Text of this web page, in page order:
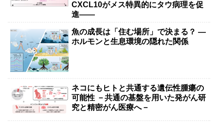
CXCL10がメス特異的にタウ病理を促
進――
魚の成長は「住む場所」で決まる？ ―
ホルモンと生息環境の隠れた関係
ネコにもヒトと共通する遺伝性腫瘍の
可能性 －共通の基盤を用いた発がん研
究と精密がん医療へ－